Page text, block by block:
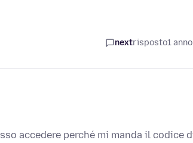
nextrisposto1
accedere perché mi manda il codice